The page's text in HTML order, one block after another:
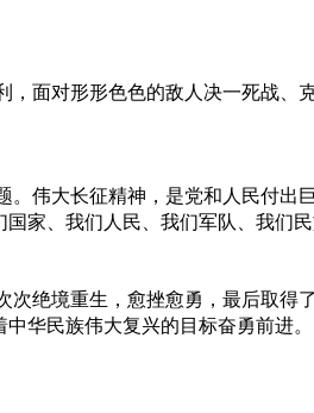
面对形形色色的敌人决一死战
伟大长征精神，是党和人民付
家、我们人民、我们军队、我们
绝境重生，愈挫愈勇，最后取得
华民族伟大复兴的目标奋勇前进。